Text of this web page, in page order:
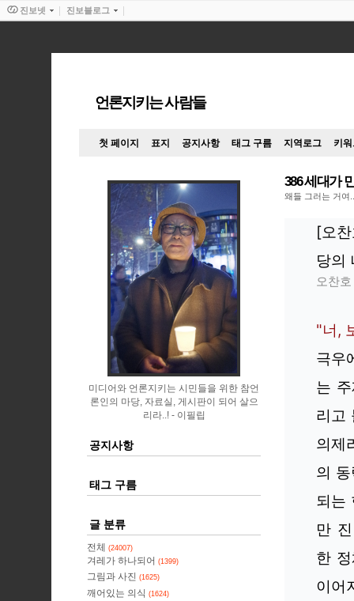
언론지키는 사람들
첫 페이지 표지 공지사항 태그 구름 지역로그 키
386 세대가
왜들 그러는 거여..
[오
당의
오찬
"너,
극우
는
리고
의제
의
되는
만
한
이어
미디어와 언론지키는 시민들을 위한 참언
론인의 마당, 자료실, 게시판이 되어 살으
리라..!
이필립
공지사항
태그 구름
글 분류
전체 (24007)
겨레가 하나되어 (1399)
그림과 사진 (1625)
깨어있는 의식 (1624)
진보넷 진보블로그